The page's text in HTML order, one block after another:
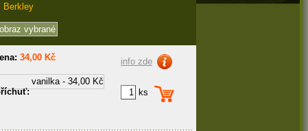
Berkley
34,00 Kč
vanilka - 34,00 Kč
info zde
ks